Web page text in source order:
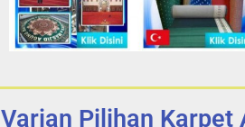
Varian Pilihan Karpet